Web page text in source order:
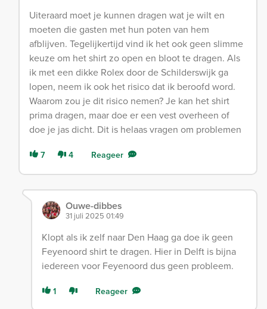
Uiteraard moet je kunnen dragen wat je wilt en
moeten die gasten met hun poten van hem
afblijven. Tegelijkertijd vind ik het ook geen slimme
keuze om het shirt zo open en bloot te dragen. Als
ik met een dikke Rolex door de Schilderswijk ga
lopen, neem ik ook het risico dat ik beroofd word.
Waarom zou je dit risico nemen? Je kan het shirt
prima dragen, maar doe er een vest overheen of
doe je jas dicht. Dit is helaas vragen om problemen
7 4 Reageer
Ouwe-dibbes
31 juli 2025 01:49
Klopt als ik zelf naar Den Haag ga doe ik geen
Feyenoord shirt te dragen. Hier in Delft is bijna
iedereen voor Feyenoord dus geen probleem.
1 Reageer